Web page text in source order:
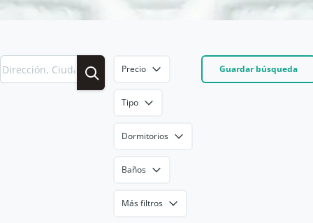
Guardar búsqueda
Precio
Tipo
Dormitorios
Baños
Más filtros